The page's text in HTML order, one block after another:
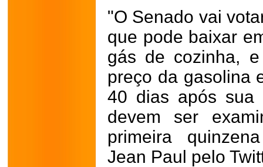
"O Senado vai
que pode baixar
gás de cozinha,
preço da gasolina
40 dias após sua
devem ser
primeira
Jean Paul pelo